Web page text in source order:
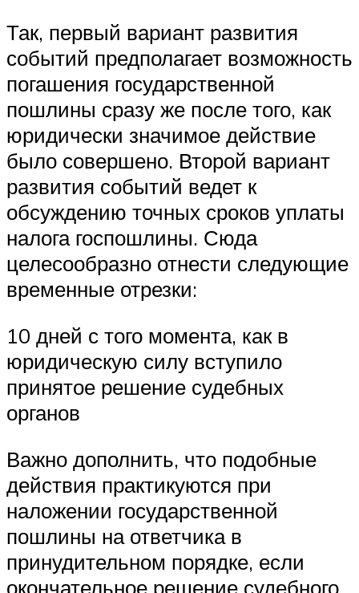
Так, первый вариант развития
событий предполагает возможность
погашения государственной
пошлины сразу же после того, как
юридически значимое действие
было совершено. Второй вариант
развития событий ведет к
обсуждению точных сроков уплаты
налога госпошлины. Сюда
целесообразно отнести следующие
временные отрезки:
10 дней с того момента, как в
юридическую силу вступило
принятое решение судебных
органов
Важно дополнить, что подобные
действия практикуются при
наложении государственной
пошлины на ответчика в
принудительном порядке, если
окончательное решение судебного